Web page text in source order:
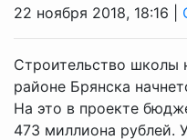
22 ноября 2018, 18:16 |
Строительство школы
районе Брянска
На это в проекте
473 миллиона рублей.